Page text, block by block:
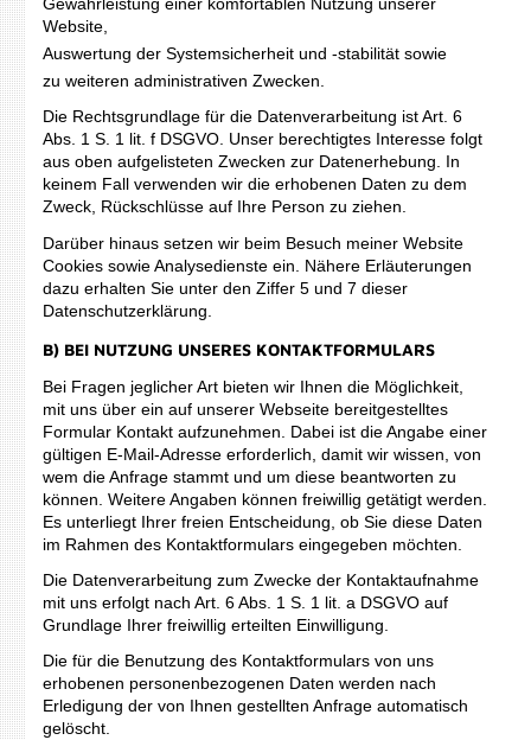
Website,
Auswertung der Systemsicherheit und -stabilität sowie
zu weiteren administrativen Zwecken.
Die Rechtsgrundlage für die Datenverarbeitung ist Art. 6
Abs. 1 S. 1 lit. f DSGVO. Unser berechtigtes Interesse folgt
aus oben aufgelisteten Zwecken zur Datenerhebung. In
keinem Fall verwenden wir die erhobenen Daten zu dem
Zweck, Rückschlüsse auf Ihre Person zu ziehen.
Darüber hinaus setzen wir beim Besuch meiner Website
Cookies sowie Analysedienste ein. Nähere Erläuterungen
dazu erhalten Sie unter den Ziffer 5 und 7 dieser
Datenschutzerklärung.
B) BEI NUTZUNG UNSERES KONTAKTFORMULARS
Bei Fragen jeglicher Art bieten wir Ihnen die Möglichkeit,
mit uns über ein auf unserer Webseite bereitgestelltes
Formular Kontakt aufzunehmen. Dabei ist die Angabe einer
gültigen E-Mail-Adresse erforderlich, damit wir wissen, von
wem die Anfrage stammt und um diese beantworten zu
können. Weitere Angaben können freiwillig getätigt werden.
Es unterliegt Ihrer freien Entscheidung, ob Sie diese Daten
im Rahmen des Kontaktformulars eingegeben möchten.
Die Datenverarbeitung zum Zwecke der Kontaktaufnahme
mit uns erfolgt nach Art. 6 Abs. 1 S. 1 lit. a DSGVO auf
Grundlage Ihrer freiwillig erteilten Einwilligung.
Die für die Benutzung des Kontaktformulars von uns
erhobenen personenbezogenen Daten werden nach
Erledigung der von Ihnen gestellten Anfrage automatisch
gelöscht.